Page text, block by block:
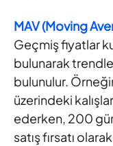
MAV (Moving
Geçmiş fiyatlar
bulunarak
bulunulur.
üzerindeki
ederken, 200
satış fırsatı